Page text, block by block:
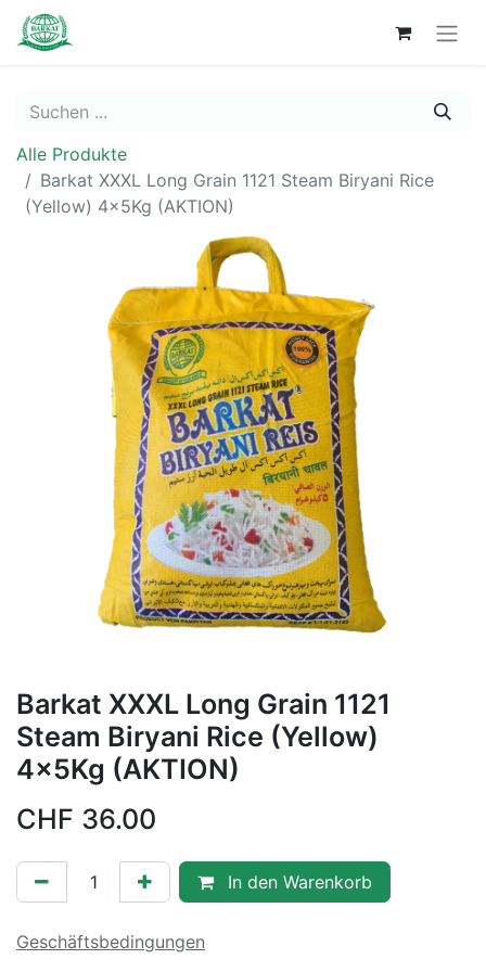
Alle Produkte
Barkat XXXL Long Grain 1121 Steam Biryani Rice
(Yellow) 4x5Kg (AKTION)
Barkat XXXL Long Grain 1121
Steam Biryani Rice (Yellow)
4x5Kg (AKTION)
CHF 36.00
In den Warenkorb
Geschäftsbedingungen